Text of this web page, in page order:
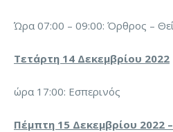
Ώρα 07:00 – 09:00: Όρθρος –
Τετάρτη 14 Δεκεμβρίου 2022
ώρα 17:00: Εσπερινός
Πέμπτη 15 Δεκεμβρίου 2022